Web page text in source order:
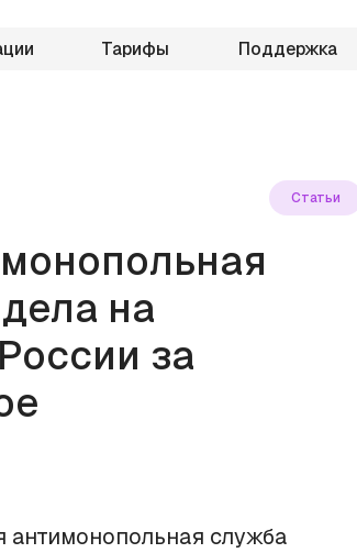
Тарифы Поддержка
Статьи
на
за
антимонопольная служба